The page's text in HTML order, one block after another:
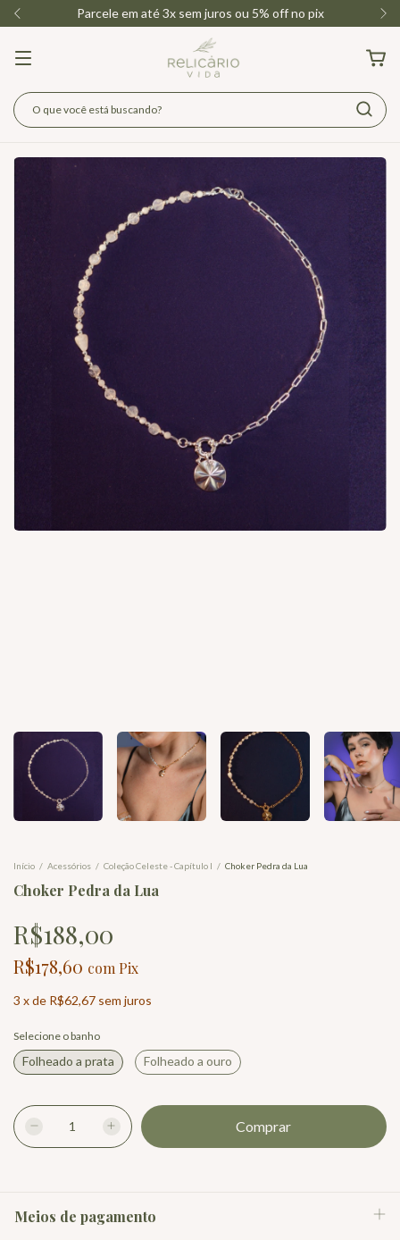
Parcele em até 3x sem juros ou 5% off no pix
Início / Acessórios / Coleção Celeste - Capítulo I / Choker Pedra da Lua
Choker Pedra da Lua
R$188,00
R$178,60 com Pix
3 xde R$62,67 sem juros
Selecione o banho
Folheado a prata Folheado a ouro
Meios de pagamento